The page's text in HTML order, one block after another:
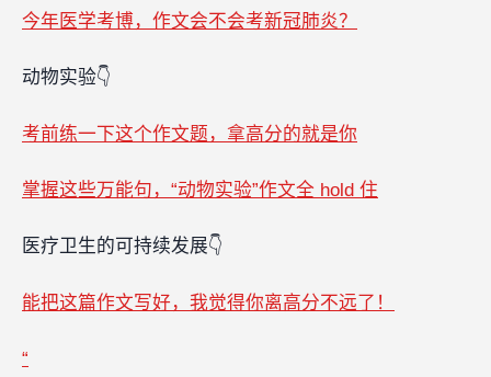
今年医学考博，作文会不会考新冠肺炎？
动物实验👇
考前练一下这个作文题，拿高分的就是你
掌握这些万能句，“动物实验”作文全 hold 住
医疗卫生的可持续发展👇
能把这篇作文写好，我觉得你离高分不远了！
“